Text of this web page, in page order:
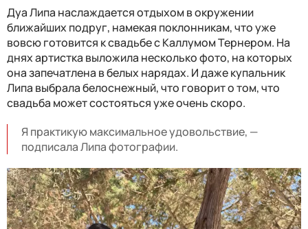
Дуа Липа наслаждается отдыхом в окружении
ближайших подруг, намекая поклонникам, что уже
вовсю готовится к свадьбе с Каллумом Тернером. На
днях артистка выложила несколько фото, на которых
она запечатлена в белых нарядах. И даже купальник
Липа выбрала белоснежный, что говорит о том, что
свадьба может состояться уже очень скоро.
Я практикую максимальное удовольствие, —
подписала Липа фотографии.